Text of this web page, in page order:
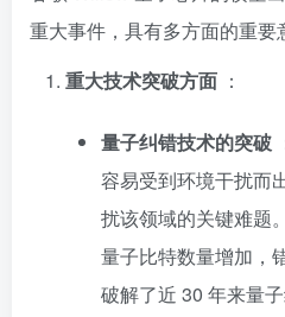
重大事件，具有多方面的重要
重大技术突破方面 ：
量子纠错技术的突破
容易受到环境干扰而
扰该领域的关键难题
量子比特数量增加，
破解了近 30 年来量